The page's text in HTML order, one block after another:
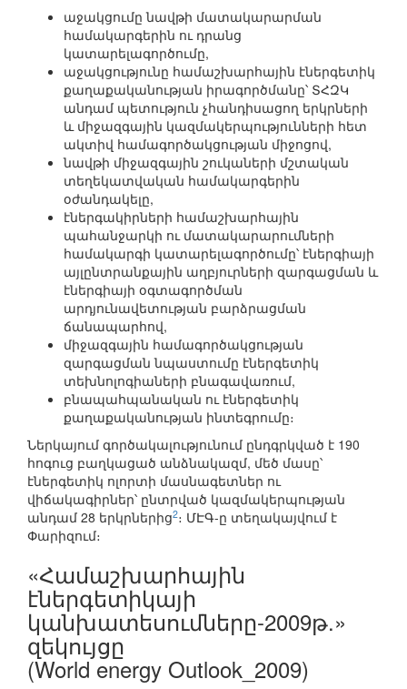
աջակցումը նավթի մատակարարման
համակարգերին ու դրանց
կատարելագործումը,
աջակցությունը համաշխարհային էներգետիկ
քաղաքականության իրագործմանը՝ ՏՀԶԿ
անդամ պետություն չհանդիսացող երկրների
և միջազգային կազմակերպությունների հետ
ակտիվ համագործակցության միջոցով,
նավթի միջազգային շուկաների մշտական
տեղեկատվական համակարգերին
օժանդակելը,
էներգակիրների համաշխարհային
պահանջարկի ու մատակարարումների
համակարգի կատարելագործումը՝ էներգիայի
այլընտրանքային աղբյուրների զարգացման և
էներգիայի օգտագործման
արդյունավետության բարձրացման
ճանապարհով,
միջազգային համագործակցության
զարգացման նպաստումը էներգետիկ
տեխնոլոգիաների բնագավառում,
բնապահպանական ու էներգետիկ
քաղաքականության ինտեգրումը։
Ներկայում գործակալությունում ընդգրկված է 190
հոգուց բաղկացած անձնակազմ, մեծ մասը՝
էներգետիկ ոլորտի մասնագետներ ու
վիճակագիրներ՝ ընտրված կազմակերպության
անդամ 28 երկրներից2։ ՄԷԳ-ը տեղակայվում է
Փարիզում։
«Համաշխարհային
էներգետիկայի
կանխատեսումները-2009թ.»
զեկույցը
(World energy Outlook_2009)